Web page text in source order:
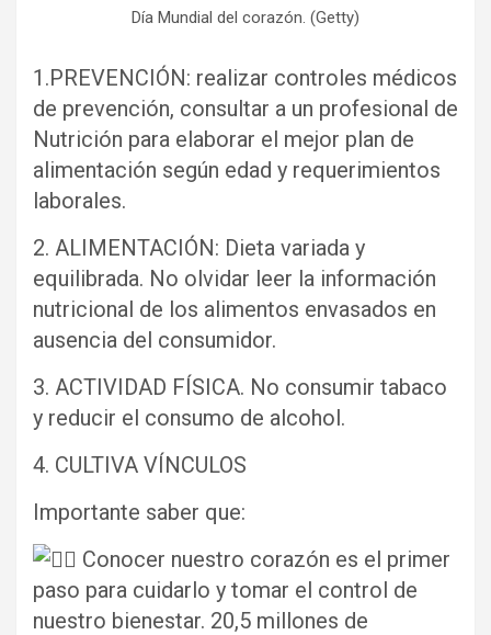
Día Mundial del corazón. (Getty)
1.PREVENCIÓN: realizar controles médicos
de prevención, consultar a un profesional de
Nutrición para elaborar el mejor plan de
alimentación según edad y requerimientos
laborales.
2. ALIMENTACIÓN: Dieta variada y
equilibrada. No olvidar leer la información
nutricional de los alimentos envasados en
ausencia del consumidor.
3. ACTIVIDAD FÍSICA. No consumir tabaco
y reducir el consumo de alcohol.
4. CULTIVA VÍNCULOS
Importante saber que:
Conocer nuestro corazón es el primer
paso para cuidarlo y tomar el control de
nuestro bienestar. 20,5 millones de